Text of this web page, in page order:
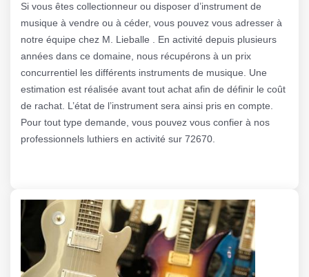
Si vous êtes collectionneur ou disposer d’instrument de
musique à vendre ou à céder, vous pouvez vous adresser à
notre équipe chez M. Lieballe . En activité depuis plusieurs
années dans ce domaine, nous récupérons à un prix
concurrentiel les différents instruments de musique. Une
estimation est réalisée avant tout achat afin de définir le coût
de rachat. L’état de l’instrument sera ainsi pris en compte.
Pour tout type demande, vous pouvez vous confier à nos
professionnels luthiers en activité sur 72670.